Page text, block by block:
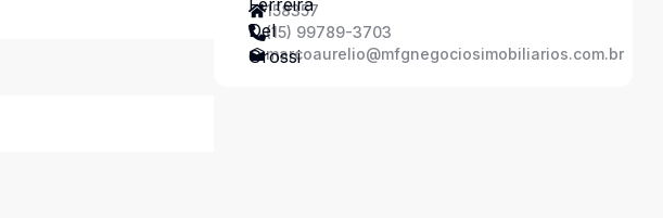
158357
(15) 99789-3703
marcoaurelio@mfgnegociosimobiliarios.com.br